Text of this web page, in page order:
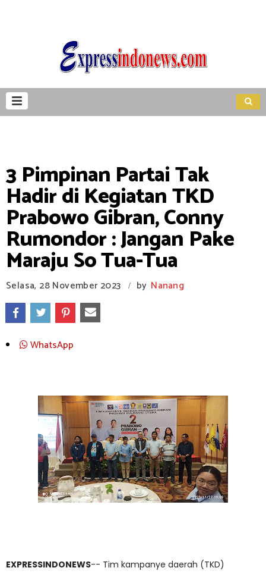
3 Pimpinan Partai Tak
Hadir di Kegiatan TKD
Prabowo Gibran, Conny
Rumondor : Jangan Pake
Maraju So Tua-Tua
Selasa, 28 November 2023 / by Nanang
WhatsApp
EXPRESSINDONEWS-- Tim kampanye daerah (TKD)